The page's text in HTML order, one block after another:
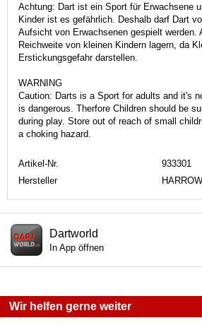
Achtung: Dart ist ein Sport für Erwachsene
Kinder ist es gefährlich. Deshalb darf Dart
Aufsicht von Erwachsenen gespielt werden.
Reichweite von kleinen Kindern lagern, da
Erstickungsgefahr darstellen.
WARNING
Caution: Darts is a Sport for adults and it's
is dangerous. Therfore Children should be
during play. Store out of reach of small
a choking hazard.
Artikel-Nr.
933301
Hersteller
Dartworld
In App öffnen
Wir helfen gerne weiter